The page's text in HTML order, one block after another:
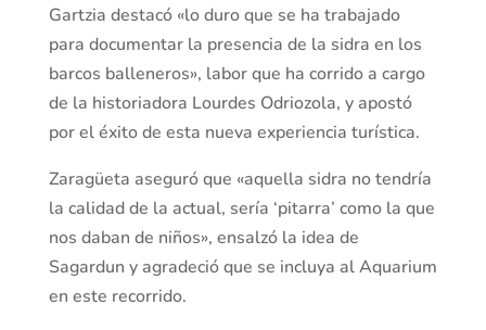
Gartzia destacó «lo duro que se ha trabajado
para documentar la presencia de la sidra en los
barcos balleneros», labor que ha corrido a cargo
de la historiadora Lourdes Odriozola, y apostó
por el éxito de esta nueva experiencia turística.
Zaragüeta aseguró que «aquella sidra no tendría
la calidad de la actual, sería ‘pitarra’ como la que
nos daban de niños», ensalzó la idea de
Sagardun y agradeció que se incluya al Aquarium
en este recorrido.